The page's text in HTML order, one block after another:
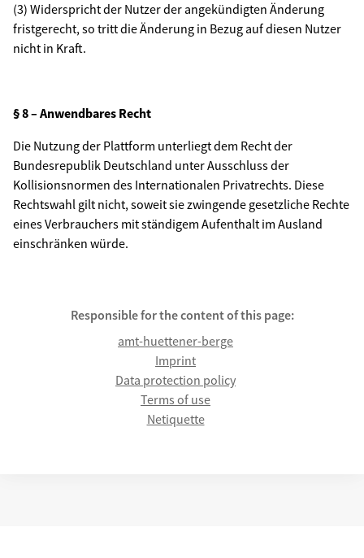
(3) Widerspricht der Nutzer der angekündigten Änderung
fristgerecht, so tritt die Änderung in Bezug auf diesen Nutzer
nicht in Kraft.
§ 8 – Anwendbares Recht
Die Nutzung der Plattform unterliegt dem Recht der
Bundesrepublik Deutschland unter Ausschluss der
Kollisionsnormen des Internationalen Privatrechts. Diese
Rechtswahl gilt nicht, soweit sie zwingende gesetzliche Rechte
eines Verbrauchers mit ständigem Aufenthalt im Ausland
einschränken würde.
Responsible for the content of this page:
amt-huettener-berge
Imprint
Data protection policy
Terms of use
Netiquette